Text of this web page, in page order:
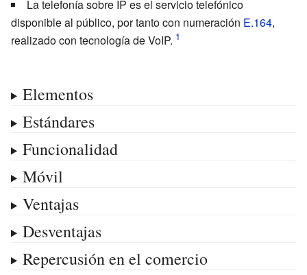
La telefonía sobre IP es el servicio telefónico
disponible al público, por tanto con numeración E.164,
realizado con tecnología de VoIP.
Elementos
Estándares
Funcionalidad
Móvil
Ventajas
Desventajas
Repercusión en el comercio